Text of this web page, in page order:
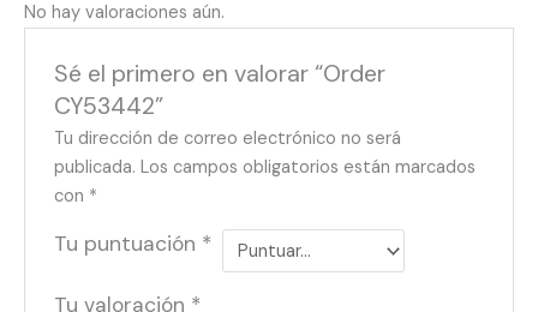
No hay valoraciones aún.
Sé el primero en valorar “Order
CY53442”
Tu dirección de correo electrónico no será
publicada. Los campos obligatorios están marcados
con *
Tu puntuación *
Tu valoración *